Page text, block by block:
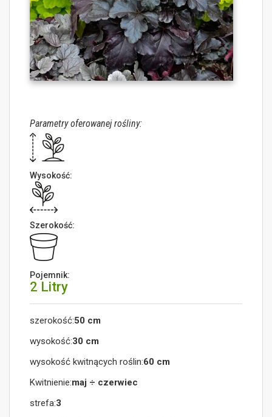
Parametry oferowanej rośliny:
Wysokość:
Szerokość:
Pojemnik:
2 Litry
szerokość:50 cm
wysokość:30 cm
wysokość kwitnących roślin:60 cm
Kwitnienie:maj ÷ czerwiec
strefa:3